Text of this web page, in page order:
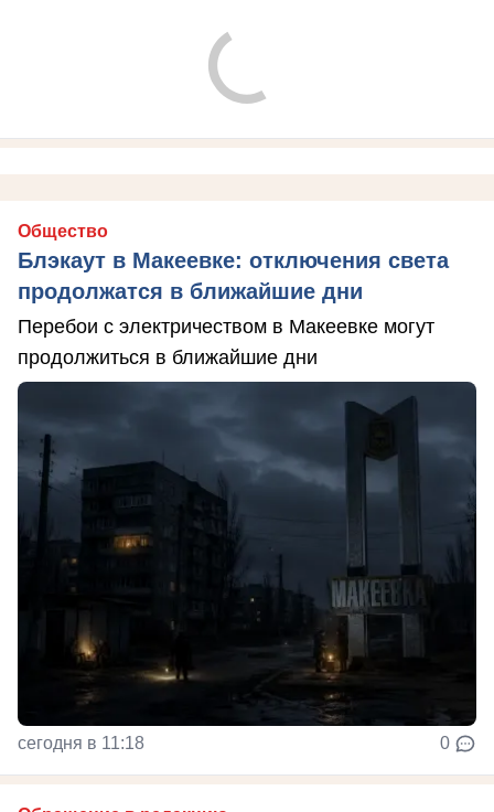
Общество
Блэкаут в Макеевке: отключения света
продолжатся в ближайшие дни
Перебои с электричеством в Макеевке могут
продолжиться в ближайшие дни
сегодня в 11:18 0